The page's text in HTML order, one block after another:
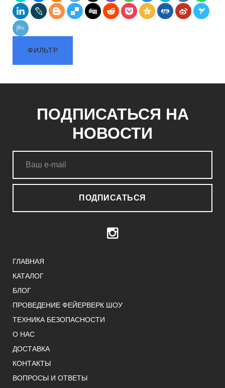
ФИЛЬТР
ПОДПИСАТЬСЯ НА
НОВОСТИ
ПОДПИСАТЬСЯ
ГЛАВНАЯ
КАТАЛОГ
БЛОГ
ПРОВЕДЕНИЕ ФЕЙЕРВЕРК ШОУ
ТЕХНИКА БЕЗОПАСНОСТИ
О НАС
ДОСТАВКА
КОНТАКТЫ
ВОПРОСЫ И ОТВЕТЫ